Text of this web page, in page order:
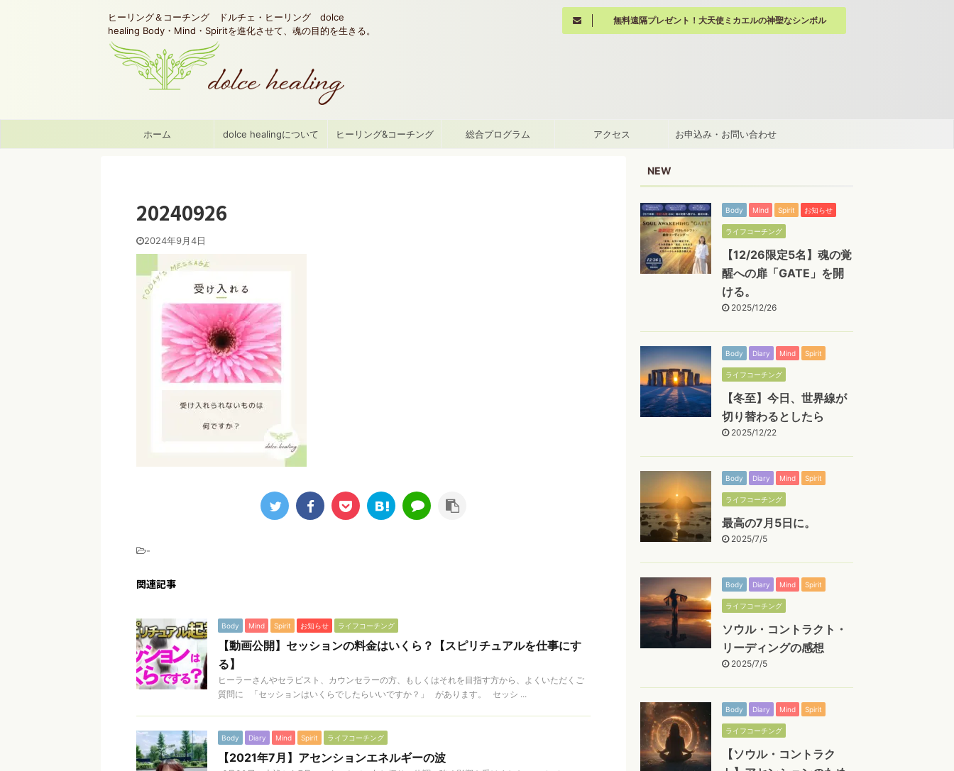
ヒーリング＆コーチング ドルチェ・ヒーリング dolce
healing Body・Mind・Spiritを進化させて、魂の目的を生きる。
無料遠隔プレゼント！大天使ミカエルの神聖なシンボル
ホーム dolce healingについて ヒーリング&コーチング 総合プログラム アクセス お申込み・お問い合わせ
20240926
2024年9月4日
-
関連記事
Body Mind Spirit お知らせ ライフコーチング
【動画公開】セッションの料金はいくら？【スピリチュアルを仕事にす
る】
ヒーラーさんやセラピスト、カウンセラーの方、もしくはそれを目指す方から、よくいただくご
質問に 「セッションはいくらでしたらいいですか？」 があります。 セッシ ...
Body Diary Mind Spirit ライフコーチング
【2021年7月】アセンションエネルギーの波
NEW
Body Mind Spirit お知らせ
ライフコーチング
【12/26限定5名】魂の覚
醒への扉「GATE」を開
ける。
2025/12/26
Body Diary Mind Spirit
ライフコーチング
【冬至】今日、世界線が
切り替わるとしたら
2025/12/22
Body Diary Mind Spirit
ライフコーチング
最高の7月5日に。
2025/7/5
Body Diary Mind Spirit
ライフコーチング
ソウル・コントラクト・
リーディングの感想
2025/7/5
Body Diary Mind Spirit
ライフコーチング
【ソウル・コントラク